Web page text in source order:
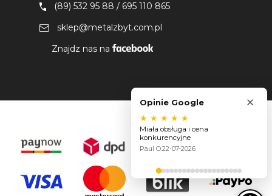
(89) 532 95 88 / 695 110 865
sklep@metalzbyt.com.pl
Znajdz nas na
Opinie Google ×
★ ★ ★ ★ ★
Miała obsługa i cena
konkurencyjne
Paul O.22-07-2026